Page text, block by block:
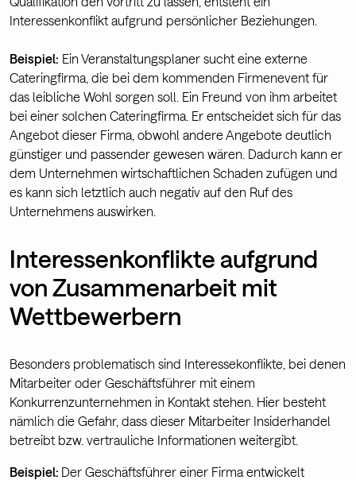
Interessenkonflikt aufgrund persönlicher Beziehungen.
Beispiel: Ein Veranstaltungsplaner sucht eine externe
Cateringfirma, die bei dem kommenden Firmenevent für
das leibliche Wohl sorgen soll. Ein Freund von ihm arbeitet
bei einer solchen Cateringfirma. Er entscheidet sich für das
Angebot dieser Firma, obwohl andere Angebote deutlich
günstiger und passender gewesen wären. Dadurch kann er
dem Unternehmen wirtschaftlichen Schaden zufügen und
es kann sich letztlich auch negativ auf den Ruf des
Unternehmens auswirken.
Interessenkonflikte aufgrund
von Zusammenarbeit mit
Wettbewerbern
Besonders problematisch sind Interessekonflikte, bei denen
Mitarbeiter oder Geschäftsführer mit einem
Konkurrenzunternehmen in Kontakt stehen. Hier besteht
nämlich die Gefahr, dass dieser Mitarbeiter Insiderhandel
betreibt bzw. vertrauliche Informationen weitergibt.
Beispiel: Der Geschäftsführer einer Firma entwickelt